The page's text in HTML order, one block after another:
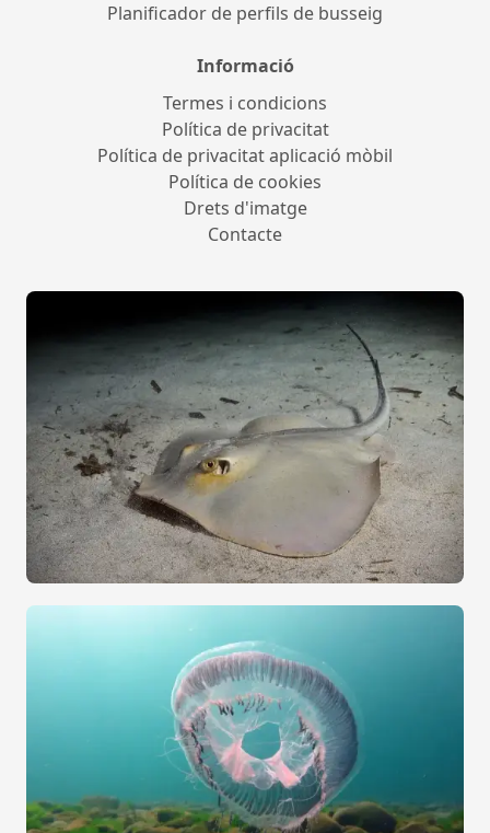
Planificador de perfils de busseig
Informació
Termes i condicions
Política de privacitat
Política de privacitat aplicació mòbil
Política de cookies
Drets d'imatge
Contacte